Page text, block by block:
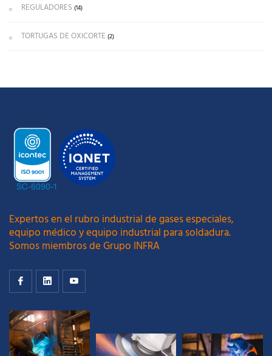
REGULADORES (14)
TORTUGAS DE OXICORTE (2)
Expertos en el rubro industrial de gases especiales,
equipo médico y equipo industrial para soldadura.
Somos miembros de Grupo INFRA